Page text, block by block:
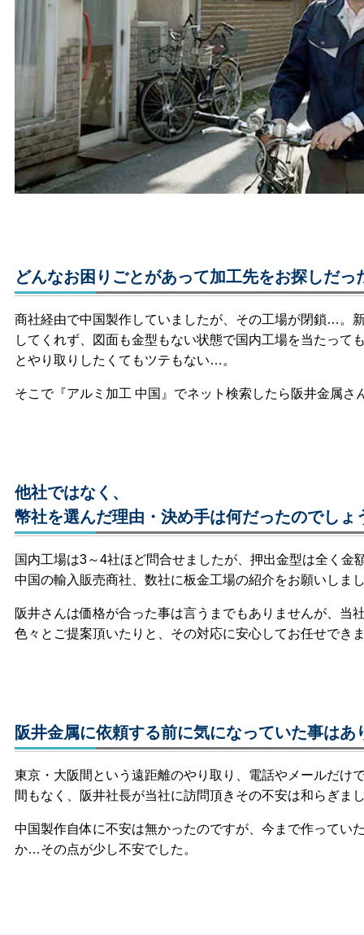
どんなお困りごとがあって加工先をお探しだっ
商社経由で中国製作していましたが、その工場が閉鎖…。
してくれず、図面も金型もない状態で国内工場を当たっ
とやり取りしたくてもツテもない…。
そこで『アルミ加工 中国』でネット検索したら阪井金属さ
他社ではなく、
幣社を選んだ理由・決め手は何だったのでしょ
国内工場は3～4社ほど問合せましたが、押出金型は全く金
中国の輸入販売商社、数社に板金工場の紹介をお願いしま
阪井さんは価格が合った事は言うまでもありませんが、当
色々とご提案頂いたりと、その対応に安心してお任せでき
阪井金属に依頼する前に気になっていた事はあ
東京・大阪間という遠距離のやり取り、電話やメールだけ
間もなく、阪井社長が当社に訪問頂きその不安は和らぎま
中国製作自体に不安は無かったのですが、今まで作ってい
か…その点が少し不安でした。